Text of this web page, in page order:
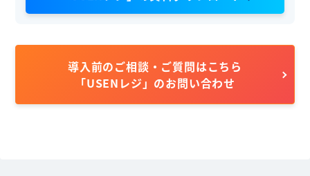
導入前のご相談・ご質問はこちら
「USENレジ」のお問い合わせ